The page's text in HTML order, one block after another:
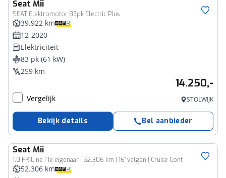
Seat Mii
SEAT Elektromotor 83pk Electric Plus
39.922 km
12-2020
Elektriciteit
83 pk (61 kW)
259 km
14.250,-
Vergelijk STOLWIJK
Bekijk details Bel aanbieder
Seat Mii
1.0 FR-Line | 1e eigenaar | 52.306 km | 16" velgen | Cruise Cont
52.306 km